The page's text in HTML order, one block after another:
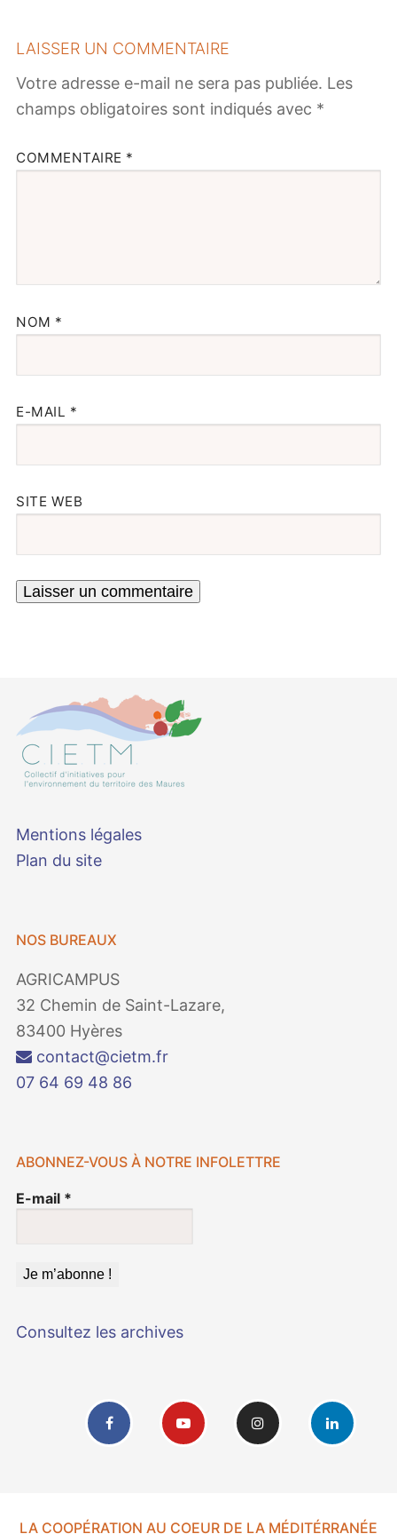
LAISSER UN COMMENTAIRE
Votre adresse e-mail ne sera pas publiée. Les
champs obligatoires sont indiqués avec *
COMMENTAIRE *
NOM *
E-MAIL *
SITE WEB
Mentions légales
Plan du site
NOS BUREAUX
AGRICAMPUS
32 Chemin de Saint-Lazare,
83400 Hyères
contact@cietm.fr
07 64 69 48 86
ABONNEZ-VOUS À NOTRE INFOLETTRE
E-mail *
Consultez les archives
LA COOPÉRATION AU COEUR DE LA MÉDITÉRRANÉE